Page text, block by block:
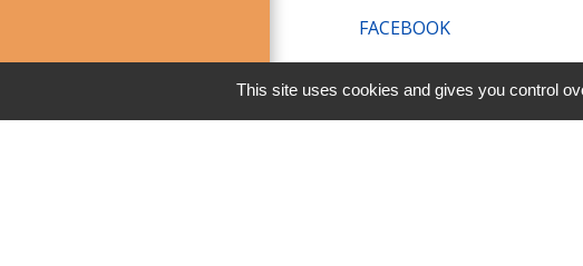
FACEBOOK
LINKEDIN
This site uses cookies and gives you control